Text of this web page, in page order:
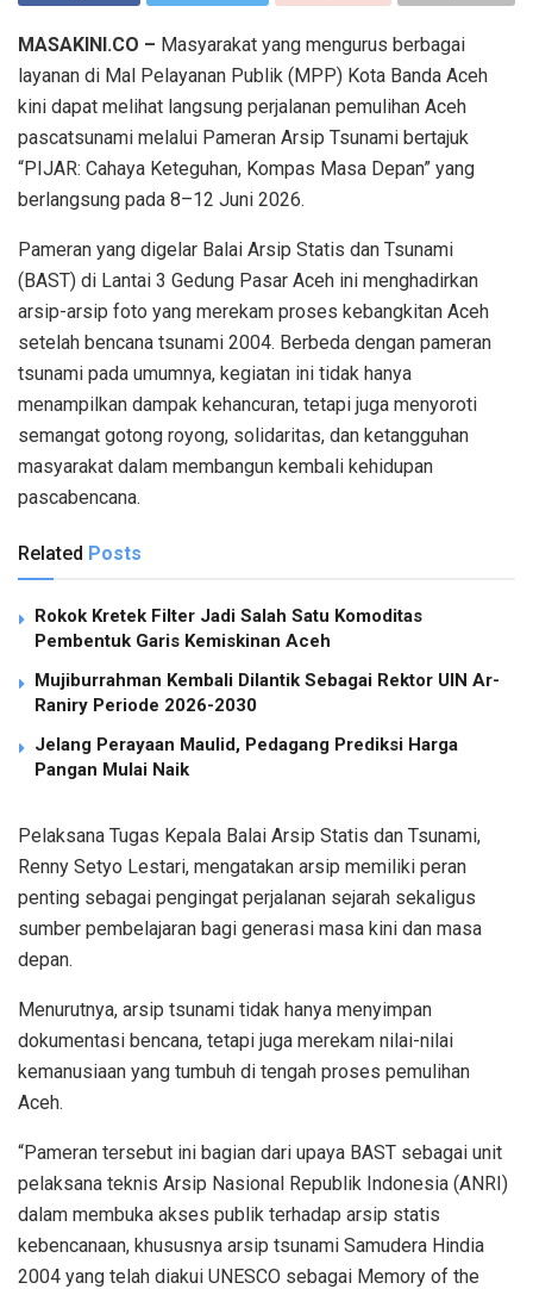
MASAKINI.CO – Masyarakat yang mengurus berbagai
layanan di Mal Pelayanan Publik (MPP) Kota Banda Aceh
kini dapat melihat langsung perjalanan pemulihan Aceh
pascatsunami melalui Pameran Arsip Tsunami bertajuk
“PIJAR: Cahaya Keteguhan, Kompas Masa Depan” yang
berlangsung pada 8–12 Juni 2026.
Pameran yang digelar Balai Arsip Statis dan Tsunami
(BAST) di Lantai 3 Gedung Pasar Aceh ini menghadirkan
arsip-arsip foto yang merekam proses kebangkitan Aceh
setelah bencana tsunami 2004. Berbeda dengan pameran
tsunami pada umumnya, kegiatan ini tidak hanya
menampilkan dampak kehancuran, tetapi juga menyoroti
semangat gotong royong, solidaritas, dan ketangguhan
masyarakat dalam membangun kembali kehidupan
pascabencana.
Related Posts
Rokok Kretek Filter Jadi Salah Satu Komoditas
Pembentuk Garis Kemiskinan Aceh
Mujiburrahman Kembali Dilantik Sebagai Rektor UIN Ar-
Raniry Periode 2026-2030
Jelang Perayaan Maulid, Pedagang Prediksi Harga
Pangan Mulai Naik
Pelaksana Tugas Kepala Balai Arsip Statis dan Tsunami,
Renny Setyo Lestari, mengatakan arsip memiliki peran
penting sebagai pengingat perjalanan sejarah sekaligus
sumber pembelajaran bagi generasi masa kini dan masa
depan.
Menurutnya, arsip tsunami tidak hanya menyimpan
dokumentasi bencana, tetapi juga merekam nilai-nilai
kemanusiaan yang tumbuh di tengah proses pemulihan
Aceh.
“Pameran tersebut ini bagian dari upaya BAST sebagai unit
pelaksana teknis Arsip Nasional Republik Indonesia (ANRI)
dalam membuka akses publik terhadap arsip statis
kebencanaan, khususnya arsip tsunami Samudera Hindia
2004 yang telah diakui UNESCO sebagai Memory of the